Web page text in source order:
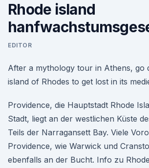
Rhode island
EDITOR
After a mythology tour in Athens, go
island of Rhodes to get lost in its
Providence, die Hauptstadt Rhode
Stadt, liegt an der westlichen Küste
Teils der Narragansett Bay. Viele
Providence, wie Warwick und
ebenfalls an der Bucht. Info zu